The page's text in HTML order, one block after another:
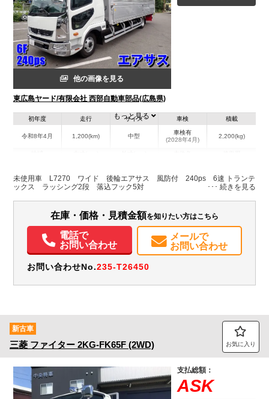
他の画像を見る
東広島ヤード/有限会社 西部自動車部品(広島県)
初年度
令和8年4月
走行
1,200(km)
サイズ
中型
車検
車検有
(2028年4月)
積載
2,200(kg)
広島県
W:2,400
H:2,400
W:2,490
H:3,460
無
装備情報
もっと見る
未使用車 L7270 ワイド 後輪エアサス 風防付 240ps 6速 トランテ
ックス ラッシング2段 落込フック5対
在庫・価格・見積金額を知りたい方はこちら
電話で
お問い合わせ
メールで
お問い合わせ
お問い合わせNo.235-T26450
新古車
三菱 ファイター 2KG-FK65F (2WD) お気に入り
支払総額：
ASK